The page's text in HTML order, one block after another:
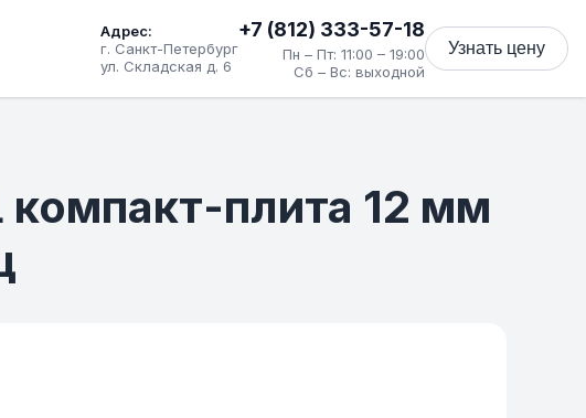
Адрес:
г. Санкт-Петербург
ул. Складская д. 6
+7 (812) 333-57-18
Пн – Пт: 11:00 – 19:00
Сб – Вс: выходной
Узнать цену
компакт-плита 12 мм